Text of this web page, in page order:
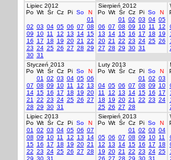
Lipiec 2012
Po Wt Śr Cz Pi So
N
01
02 03 04 05 06 07 08
09
10 11 12 13 14 15
16
17 18 19 20 21
22
23 24 25 26 27 28 29
30 31
Sierpień 2012
Po Wt Śr Cz Pi So
N
01
02 03 04 05
06 07 08 09 10 11
12
13
14 15 16 17 18
19
20 21 22 23 24 25 26
27 28 29 30 31
Styczeń 2013
Po Wt Śr Cz Pi So
N
01
02 03 04 05 06
07 08 09 10 11 12
13
14 15 16 17 18 19 20
21
22 23 24 25 26 27
28 29 30 31
Luty 2013
Po Wt Śr Cz Pi So
N
01
02 03
04 05 06 07 08 09
10
11
12 13 14 15 16
17
18
19 20 21 22 23 24
25 26 27 28
Lipiec 2013
Po Wt Śr Cz Pi So
N
01
02 03 04 05 06 07
08 09 10 11 12 13
14
15 16 17 18 19 20 21
22 23 24 25 26 27 28
29 30 31
Sierpień 2013
Po Wt Śr Cz Pi So
N
01
02 03 04
05 06 07 08 09 10 11
12
13 14 15 16 17
18
19 20 21 22 23 24 25
26 27 28 29 30 31